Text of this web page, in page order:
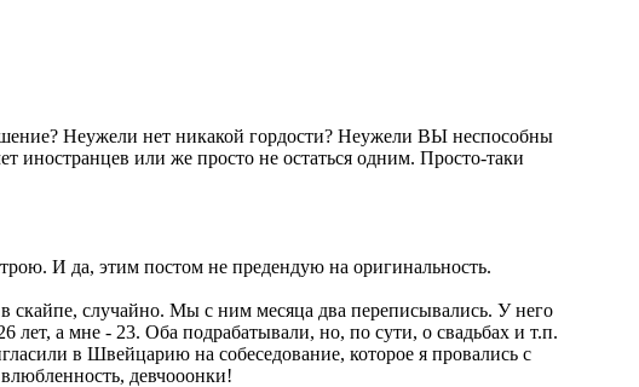
Неужели нет никакой гордости? Неужели ВЫ неспособны
иностранцев или же просто не остаться одним. Просто-таки
И да, этим постом не предендую на оригинальность.
скайпе, случайно. Мы с ним месяца два переписывались. У него
лет, а мне - 23. Оба подрабатывали, но, по сути, о свадьбах и т.п.
в Швейцарию на собеседование, которое я провались с
девчооонки!